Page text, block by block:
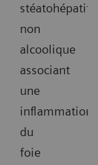
stéatohépatite
non
alcoolique
associant
une
inflammation
du
foie